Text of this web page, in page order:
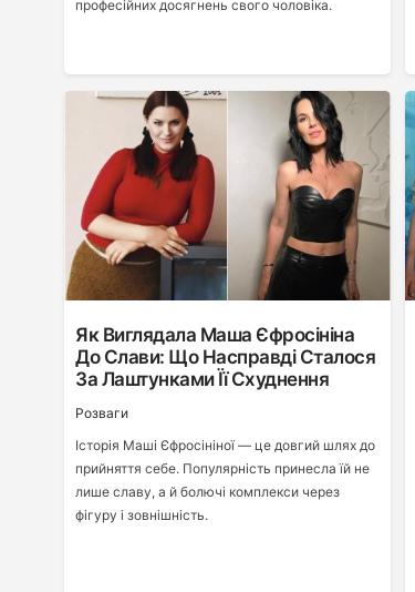
професійних досягнень свого чоловіка.
Як Виглядала Маша Єфросініна
До Слави: Що Насправді Сталося
За Лаштунками Її Схуднення
Розваги
Історія Маші Єфросініної — це довгий шлях до
прийняття себе. Популярність принесла їй не
лише славу, а й болючі комплекси через
фігуру і зовнішність.